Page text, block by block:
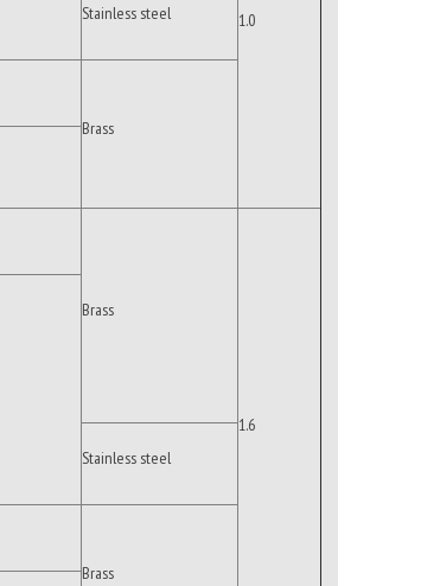
1.0
Stainless steel
Brass
Brass
1.6
Stainless steel
Brass